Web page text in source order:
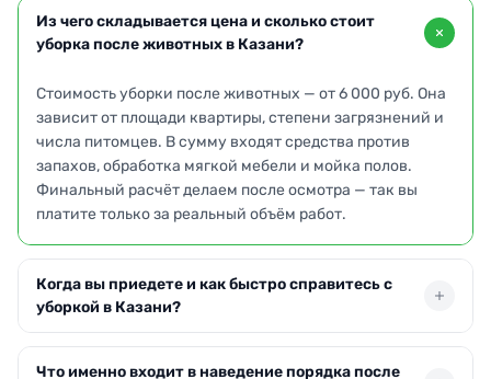
Из чего складывается цена и сколько стоит
уборка после животных в Казани?
Стоимость уборки после животных — от 6 000 руб. Она
зависит от площади квартиры, степени загрязнений и
числа питомцев. В сумму входят средства против
запахов, обработка мягкой мебели и мойка полов.
Финальный расчёт делаем после осмотра — так вы
платите только за реальный объём работ.
Когда вы приедете и как быстро справитесь с
уборкой в Казани?
Что именно входит в наведение порядка после